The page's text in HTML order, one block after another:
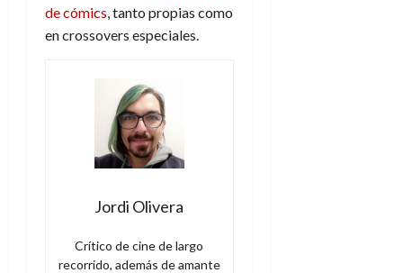
de cómics , tanto propias como
en crossovers especiales.
Jordi Olivera
Crítico de cine de largo
recorrido, además de amante